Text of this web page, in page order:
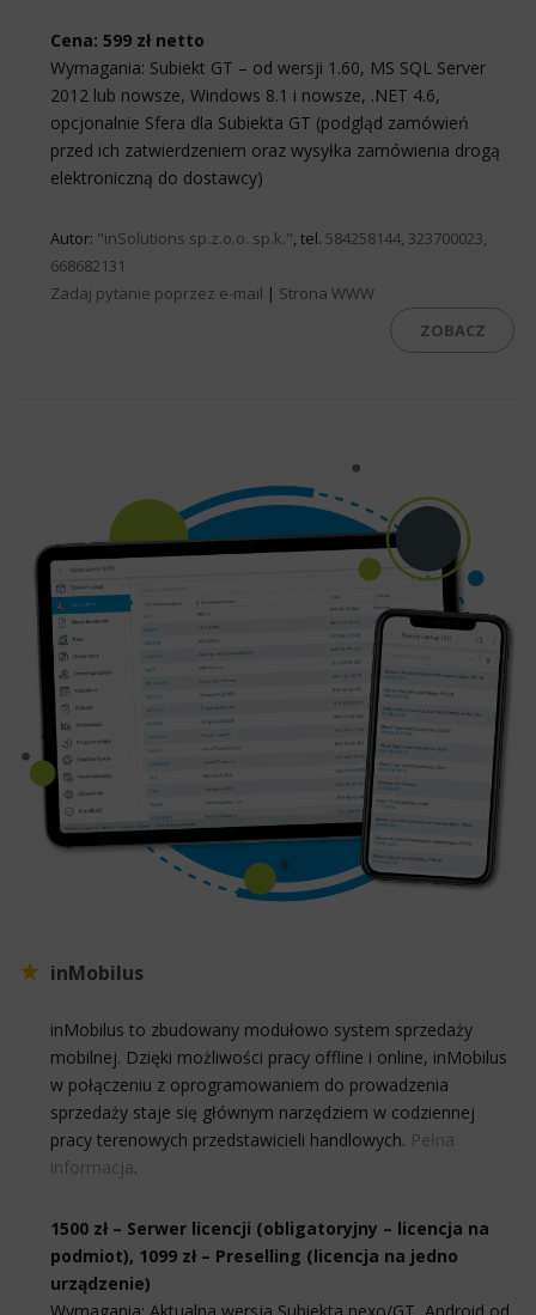
Cena: 599 zł netto
Wymagania: Subiekt GT – od wersji 1.60, MS SQL Server
2012 lub nowsze, Windows 8.1 i nowsze, .NET 4.6,
opcjonalnie Sfera dla Subiekta GT (podgląd zamówień
przed ich zatwierdzeniem oraz wysyłka zamówienia drogą
elektroniczną do dostawcy)
Autor: "inSolutions sp.z.o.o. sp.k." , tel. 584258144, 323700023,
668682131
Zadaj pytanie poprzez e-mail | Strona WWW
ZOBACZ
inMobilus
inMobilus to zbudowany modułowo system sprzedaży
mobilnej. Dzięki możliwości pracy offline i online, inMobilus
w połączeniu z oprogramowaniem do prowadzenia
sprzedaży staje się głównym narzędziem w codziennej
pracy terenowych przedstawicieli handlowych. Pełna
informacja.
1500 zł – Serwer licencji (obligatoryjny – licencja na
podmiot), 1099 zł – Preselling (licencja na jedno
urządzenie)
Wymagania: Aktualna wersja Subiekta nexo/GT, Android od